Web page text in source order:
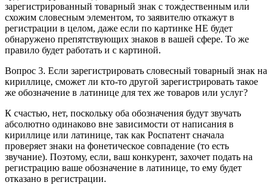
зарегистрированный товарный знак с тождественным или
схожим словесным элементом, то заявителю откажут в
регистрации в целом, даже если по картинке НЕ будет
обнаружено препятствующих знаков в вашей сфере. То же
правило будет работать и с картиной.
Вопрос 3. Если зарегистрировать словесный товарный знак на
кириллице, сможет ли кто-то другой зарегистрировать такое
же обозначение в латинице для тех же товаров или услуг?
К счастью, нет, поскольку оба обозначения будут звучать
абсолютно одинаково вне зависимости от написания в
кириллице или латинице, так как Роспатент сначала
проверяет знаки на фонетическое совпадение (то есть
звучание). Поэтому, если, ваш конкурент, захочет подать на
регистрацию ваше обозначение в латинице, то ему будет
отказано в регистрации.